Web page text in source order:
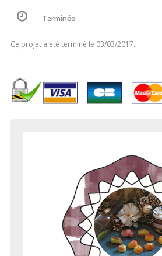
Terminée
Ce projet a été terminé le 03/03/2017.